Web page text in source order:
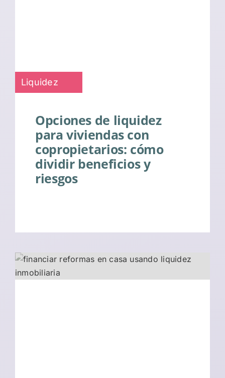
Liquidez
Opciones de liquidez
para viviendas con
copropietarios: cómo
dividir beneficios y
riesgos